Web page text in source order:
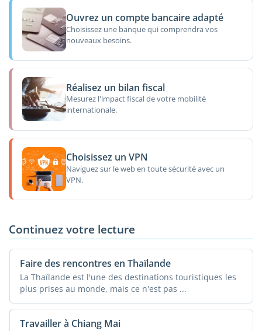
Ouvrez un compte bancaire adapté
Choisissez une banque qui comprendra vos
nouveaux besoins.
Réalisez un bilan fiscal
Mesurez l'impact fiscal de votre mobilité
internationale.
Choisissez un VPN
Naviguez sur le web en toute sécurité avec un
VPN.
Continuez votre lecture
Faire des rencontres en Thaïlande
La Thaïlande est l'une des destinations touristiques les
plus prises au monde, mais ce n'est pas ...
Travailler à Chiang Mai